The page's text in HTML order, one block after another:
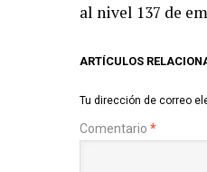
al nivel 137 de
ARTÍCULOS
Tu dirección de correo
Comentario *